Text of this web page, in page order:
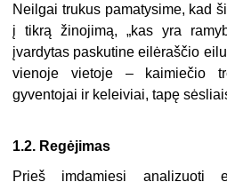
Neilgai trukus pamatysime, kad
į tikrą žinojimą, „kas yra
įvardytas paskutine eilėraščio
vienoje vietoje – kaimiečio
gyventojai ir keleiviai, tapę
1.2. Regėjimas
Prieš imdamiesi analizuoti